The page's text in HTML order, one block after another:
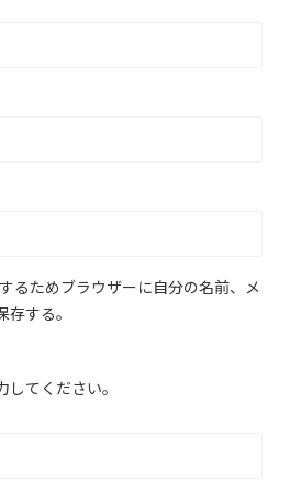
るためブラウザーに自分の名前、メ
する。
てください。